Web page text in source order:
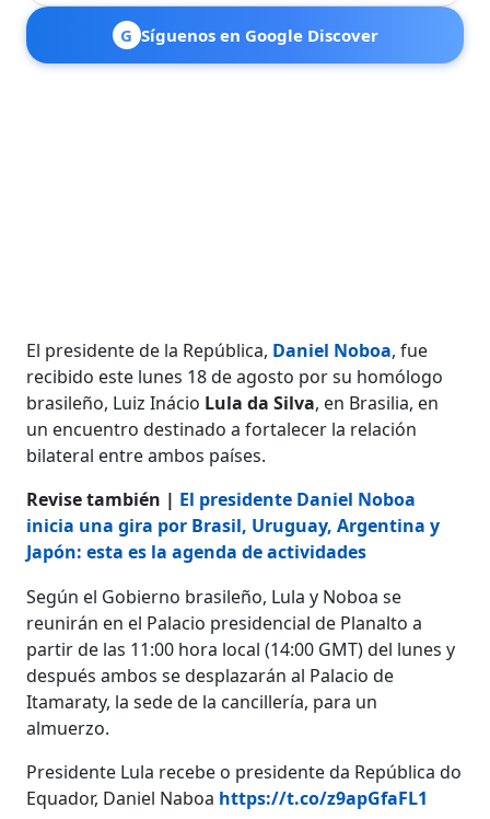
G Síguenos en Google Discover
El presidente de la República, Daniel Noboa, fue
recibido este lunes 18 de agosto por su homólogo
brasileño, Luiz Inácio Lula da Silva, en Brasilia, en
un encuentro destinado a fortalecer la relación
bilateral entre ambos países.
Revise también | El presidente Daniel Noboa
inicia una gira por Brasil, Uruguay, Argentina y
Japón: esta es la agenda de actividades
Según el Gobierno brasileño, Lula y Noboa se
reunirán en el Palacio presidencial de Planalto a
partir de las 11:00 hora local (14:00 GMT) del lunes y
después ambos se desplazarán al Palacio de
Itamaraty, la sede de la cancillería, para un
almuerzo.
Presidente Lula recebe o presidente da República do
Equador, Daniel Naboa https://t.co/z9apGfaFL1